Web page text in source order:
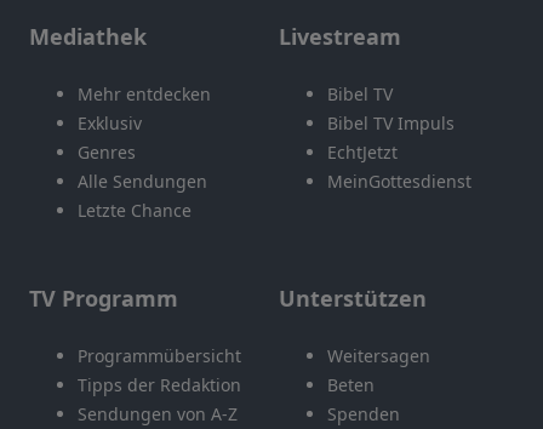
Mediathek
Mehr entdecken
Exklusiv
Genres
Alle Sendungen
Letzte Chance
Livestream
Bibel TV
Bibel TV Impuls
EchtJetzt
MeinGottesdienst
TV Programm
Programmübersicht
Tipps der Redaktion
Sendungen von A-Z
Unterstützen
Weitersagen
Beten
Spenden